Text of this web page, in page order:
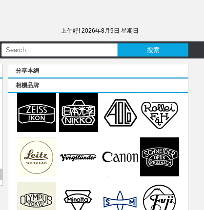
上午好! 2026年8月9日 星期日
分享本網
相機品牌